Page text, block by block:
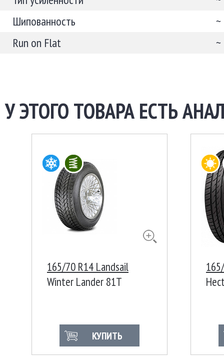
Шипованность
~
Run on Flat
~
У ЭТОГО ТОВАРА ЕСТЬ
165/70 R14 Landsail
Winter Lander 81T
КУПИТЬ